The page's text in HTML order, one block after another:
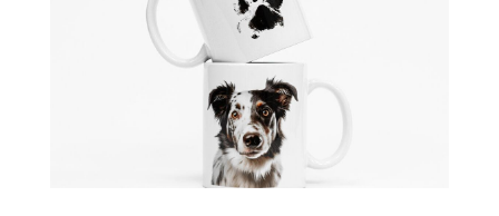
LC Color Sun-Kissed
400/36 3-pack